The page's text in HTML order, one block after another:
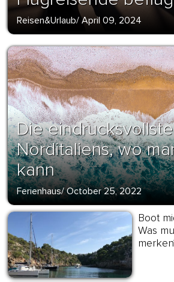
Reisen&Urlaub/April 09, 2024
Die
Norditaliens, wo
kann
Ferienhaus/October 25, 2022
Boot
Was